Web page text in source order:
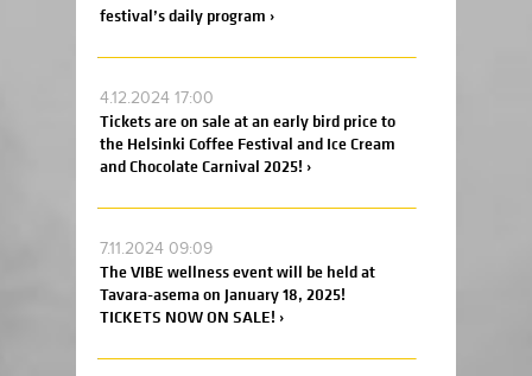
festival’s daily program ›
4.12.2024 17:00
Tickets are on sale at an early bird price to
the Helsinki Coffee Festival and Ice Cream
and Chocolate Carnival 2025! ›
7.11.2024 09:09
The VIBE wellness event will be held at
Tavara-asema on January 18, 2025!
TICKETS NOW ON SALE! ›